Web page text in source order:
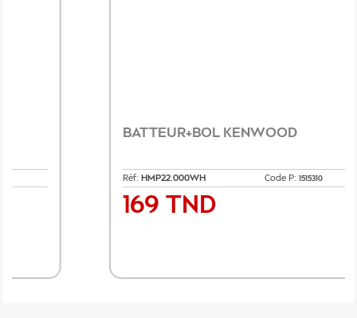
BATTEUR+BOL KENWOOD
HMP22.000WH Code P:
169 TND